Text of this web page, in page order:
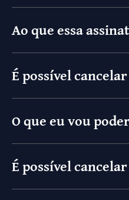
Ao que essa
É possível
O que eu vou
É possível